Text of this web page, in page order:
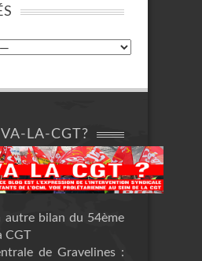
LA-CGT?
bilan du 54ème
CGT
de Gravelines :